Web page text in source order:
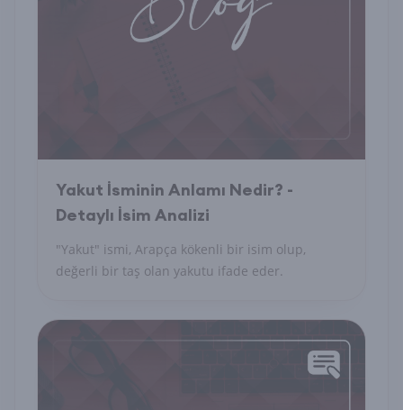
Yakut İsminin Anlamı Nedir? -
Detaylı İsim Analizi
"Yakut" ismi, Arapça kökenli bir isim olup,
değerli bir taş olan yakutu ifade eder.